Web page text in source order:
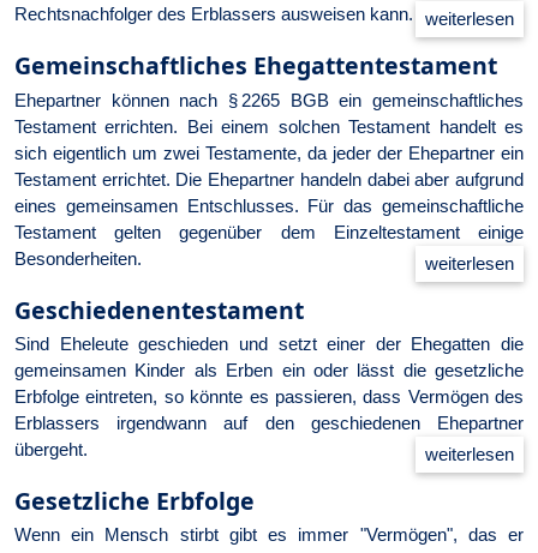
Rechtsnachfolger des Erblassers ausweisen kann.
Gemeinschaftliches Ehegattentestament
Ehepartner können nach § 2265 BGB ein gemeinschaftliches
Testament errichten. Bei einem solchen Testament handelt es
sich eigentlich um zwei Testamente, da jeder der Ehepartner ein
Testament errichtet. Die Ehepartner handeln dabei aber aufgrund
eines gemeinsamen Entschlusses. Für das gemeinschaftliche
Testament gelten gegenüber dem Einzeltestament einige
Besonderheiten.
Geschiedenentestament
Sind Eheleute geschieden und setzt einer der Ehegatten die
gemeinsamen Kinder als Erben ein oder lässt die gesetzliche
Erbfolge eintreten, so könnte es passieren, dass Vermögen des
Erblassers irgendwann auf den geschiedenen Ehepartner
übergeht.
Gesetzliche Erbfolge
Wenn ein Mensch stirbt gibt es immer "Vermögen", das er